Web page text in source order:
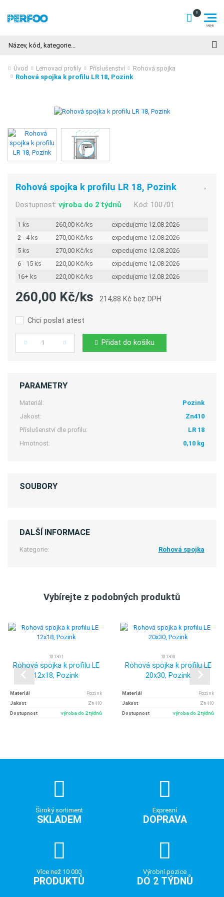
Úvod Lemovací profily Příslušenství Rohová spojka
Rohová spojka k profilu LR 18, Pozink
Rohová spojka k profilu LR 18, Pozink
Dostupnost:výroba do 2 týdnů Kód: 100701
1 ks 260,00 Kč/ks
expedujeme 12.08.2026
2 - 4 ks
270,00 Kč/ks
expedujeme 12.08.2026
5 ks
270,00 Kč/ks
expedujeme 12.08.2026
6 - 15 ks
220,00 Kč/ks
expedujeme 12.08.2026
16+ ks
220,00 Kč/ks expedujeme 12.08.2026
260,00 Kč/ks 214,88 Kč bez DPH
Chci poslat atest
Počet Přidat do košíku
PARAMETRY
Materiál:
Pozink
Jakost:
Zn410
Příslušenství dle profilu:
LR 18
Hmotnost:
0,10 kg
SOUBORY
DALŠÍ INFORMACE
Kategorie: Rohová spojka
Vybírejte z podobných produktů
101301
Rohová spojka k profilu LE
12x18, Pozink
Materiál
Pozink
Jakost
Zn410
Dostupnost
výroba do 2 týdnů
101300
Rohová spojka k profilu LE
20x30, Pozink
Materiál
Pozink
Jakost
Zn410
Dostupnost
výroba do 2 týdnů
Široký sortiment
SKLADEM
Expresní
DOPRAVA
Více než 10 000
PRODUKTŮ
Výrobní pozice
DO 2 TÝDNŮ